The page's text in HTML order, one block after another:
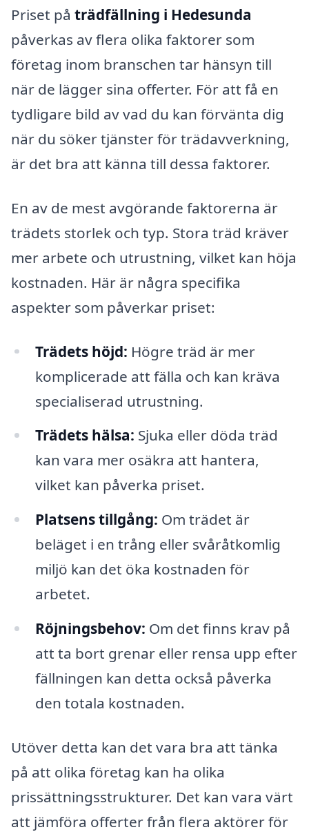
Priset på trädfällning i Hedesunda
påverkas av flera olika faktorer som
företag inom branschen tar hänsyn till
när de lägger sina offerter. För att få en
tydligare bild av vad du kan förvänta dig
när du söker tjänster för trädavverkning,
är det bra att känna till dessa faktorer.
En av de mest avgörande faktorerna är
trädets storlek och typ. Stora träd kräver
mer arbete och utrustning, vilket kan höja
kostnaden. Här är några specifika
aspekter som påverkar priset:
Trädets höjd: Högre träd är mer
komplicerade att fälla och kan kräva
specialiserad utrustning.
Trädets hälsa: Sjuka eller döda träd
kan vara mer osäkra att hantera,
vilket kan påverka priset.
Platsens tillgång: Om trädet är
beläget i en trång eller svåråtkomlig
miljö kan det öka kostnaden för
arbetet.
Röjningsbehov: Om det finns krav på
att ta bort grenar eller rensa upp efter
fällningen kan detta också påverka
den totala kostnaden.
Utöver detta kan det vara bra att tänka
på att olika företag kan ha olika
prissättningsstrukturer. Det kan vara värt
att jämföra offerter från flera aktörer för